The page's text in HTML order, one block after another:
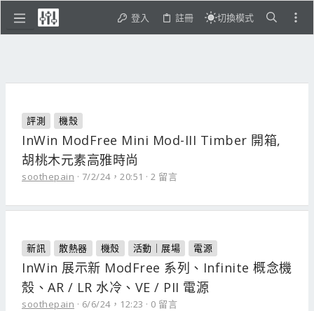
登入 註冊 切換模式
評測 機殼
InWin ModFree Mini Mod-III Timber 開箱,
胡桃木元素高雅時尚
soothepain 7/2/24，20:51 2 留言
新訊 散熱器 機殼 活動｜展場 電源
InWin 展示新 ModFree 系列、Infinite 概念機
殼、AR / LR 水冷、VE / PII 電源
soothepain 6/6/24，12:23 0 留言